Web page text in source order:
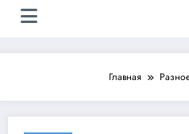
Главная